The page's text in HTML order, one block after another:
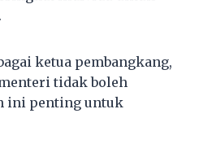
ketua pembangkang,
tidak boleh
ini penting untuk